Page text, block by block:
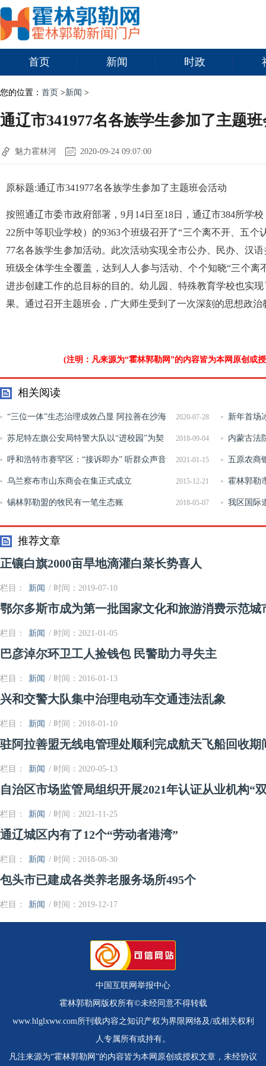
首页 新闻 时政
您的位置： 首页 >新闻 >
通辽市341977名各族学生参加了主题
魅力霍林河 2020-09-24 09:07:00
原标题:通辽市341977名各族学生参加了主题班会活动
按照通辽市委市政府部署，9月14日至18日，通辽市384所学
22所中等职业学校）的9363个班级召开了“三个离不开、五个
77名各族学生参加活动。此次活动实现全市公办、民办、汉
班级全体学生全覆盖，达到人人参与活动、个个知晓“三个离
进步创建工作的总目标的目的。幼儿园、特殊教育学校也实
果。通过召开主题班会，广大师生受到了一次深刻的思想政
(注明：凡来源为“霍林郭勒网”的内容皆为本网原创或
相关阅读
2020-07-28
“三位一体”生态治理成效凸显 阿拉善在沙海
筑起“绿色长廊”
新年首场
2018-09-04
苏尼特左旗公安局特警大队以“进校园”为契
机全面展示“大学习 大提升”训练成果
内蒙古法
进会召开
2021-01-15
呼和浩特市赛罕区：“接诉即办” 听群众声音
为百姓解难
五原农商
练
2015-12-21
乌兰察布市山东商会在集正式成立 霍林郭勒
工作上新台
2018-05-07
锡林郭勒盟的牧民有一笔生态账 我区国际
推荐文章
正镶白旗2000亩旱地滴灌白菜长势喜人
栏目： 新闻 / 时间：2019-07-10
鄂尔多斯市成为第一批国家文化和旅游消费示范城
栏目： 新闻 / 时间：2021-01-05
巴彦淖尔环卫工人捡钱包 民警助力寻失主
栏目： 新闻 / 时间：2016-01-13
兴和交警大队集中治理电动车交通违法乱象
栏目： 新闻 / 时间：2018-01-10
驻阿拉善盟无线电管理处顺利完成航天飞船回收
栏目： 新闻 / 时间：2020-05-13
自治区市场监管局组织开展2021年认证从业机构“
栏目： 新闻 / 时间：2021-11-25
通辽城区内有了12个“劳动者港湾”
栏目： 新闻 / 时间：2018-08-30
包头市已建成各类养老服务场所495个
栏目： 新闻 / 时间：2019-12-17
中国互联网举报中心
霍林郭勒网版权所有©未经同意不得转载
www.hlglxww.com所刊载内容之知识产权为界限网络及/或相关权利
人专属所有或持有。
凡注来源为“霍林郭勒网”的内容皆为本网原创或授权文章，未经协议